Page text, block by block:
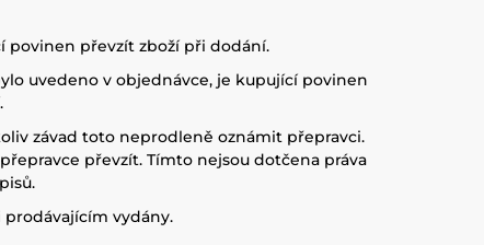
povinen převzít zboží při dodání.
uvedeno v objednávce, je kupující povinen
závad toto neprodleně oznámit přepravci.
převzít. Tímto nejsou dotčena práva
vydány.